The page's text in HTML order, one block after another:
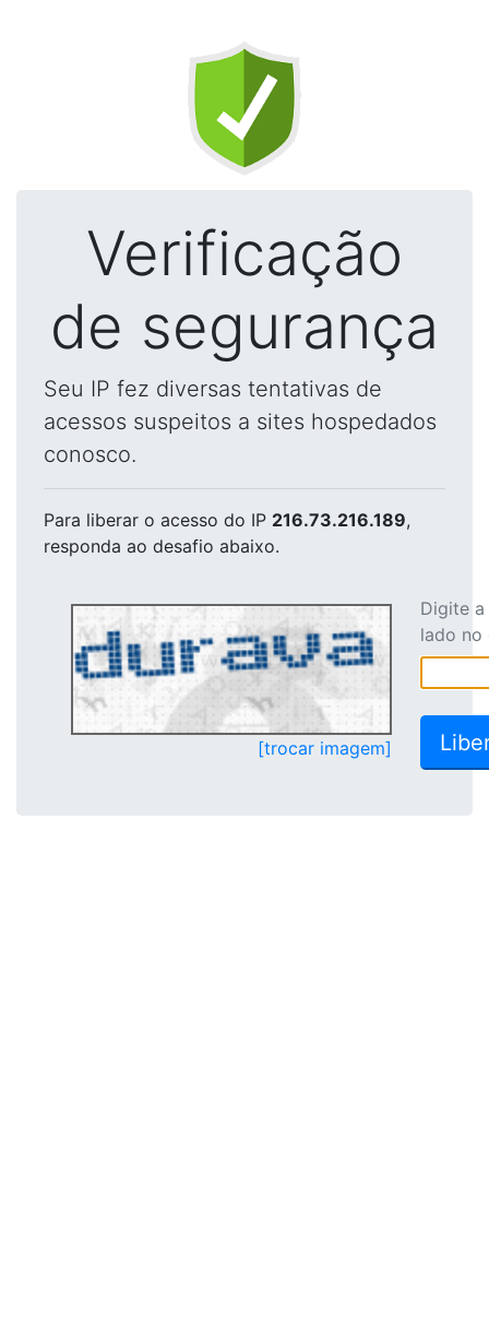
Verificação
de segurança
Seu IP fez diversas tentativas de
acessos suspeitos a sites hospedados
conosco.
Para liberar o acesso do IP 216.73.216.189,
responda ao desafio abaixo.
[trocar imagem]
Digite
lado no